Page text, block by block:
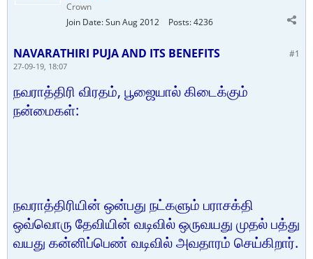
Crown
Join Date:Sun Aug 2012 Posts:4236
#1
NAVARATHIRI PUJA AND ITS BENEFITS
27-09-19, 18:07
நவராத்திரி விரதம், பூஜையால் கிடைக்கும்
நன்மைகள்:
நவராத்திரியின் ஒன்பது நட்களும் பராசக்தி
ஒவ்வொரு தேவியின் வடிவில் ஒருவயது முதல் பத்து
வயது கன்னிப்பெண் வடிவில் அவதாரம் செய்கிறார்.